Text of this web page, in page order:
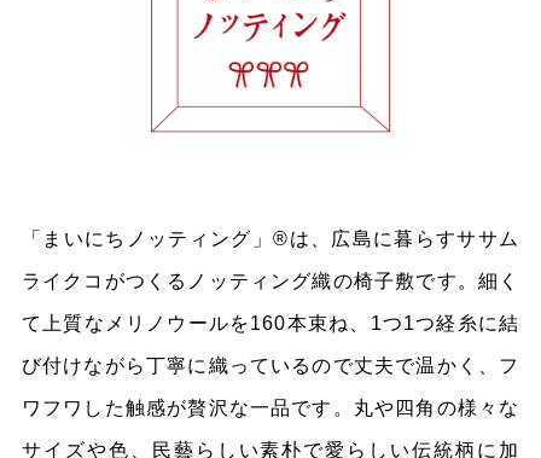
「まいにちノッティング」®は、広島に暮らすササム
ライクコがつくるノッティング織の椅子敷です。細く
て上質なメリノウールを160本束ね、1つ1つ経糸に結
び付けながら丁寧に織っているので丈夫で温かく、フ
ワフワした触感が贅沢な一品です。丸や四角の様々な
サイズや色、民藝らしい素朴で愛らしい伝統柄に加